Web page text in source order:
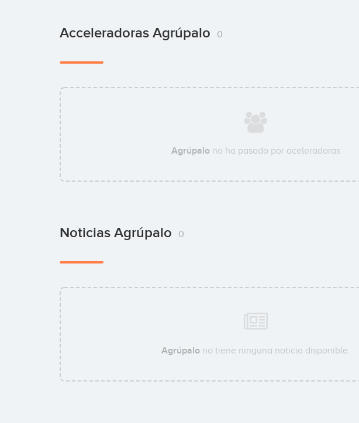
Acceleradoras Agrúpalo 0
Agrúpalo no ha pasado por aceleradoras
Noticias Agrúpalo 0
Agrúpalo no tiene ninguna noticia disponible.